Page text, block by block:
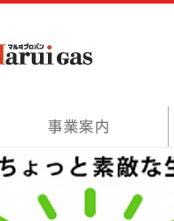
事業案内